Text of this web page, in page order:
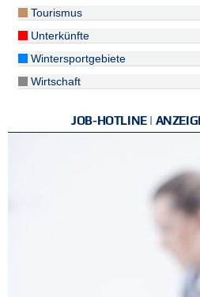
Tourismus
Unterkünfte
Wintersportgebiete
Wirtschaft
JOB-HOTLINE |